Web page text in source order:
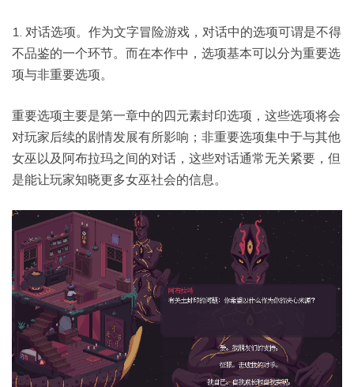
1. 对话选项。作为文字冒险游戏，对话中的选项可谓是不得
不品鉴的一个环节。而在本作中，选项基本可以分为重要选
项与非重要选项。
重要选项主要是第一章中的四元素封印选项，这些选项将会
对玩家后续的剧情发展有所影响；非重要选项集中于与其他
女巫以及阿布拉玛之间的对话，这些对话通常无关紧要，但
是能让玩家知晓更多女巫社会的信息。